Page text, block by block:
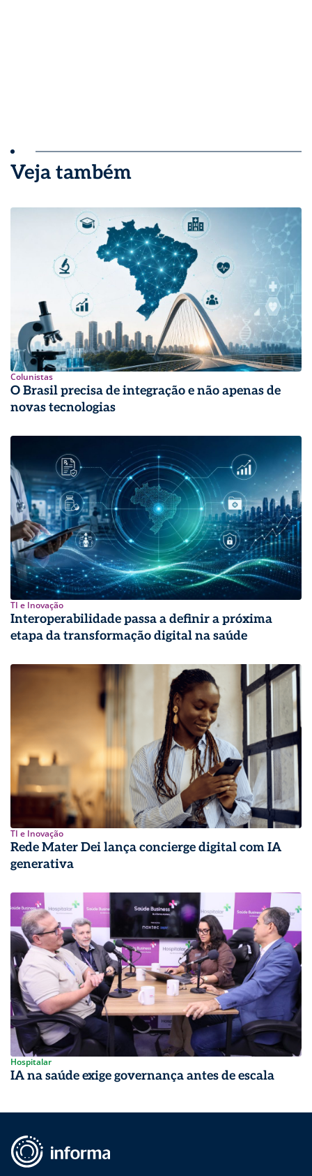
Veja também
Colunistas
O Brasil precisa de integração e não apenas de
novas tecnologias
TI e Inovação
Interoperabilidade passa a definir a próxima
etapa da transformação digital na saúde
TI e Inovação
Rede Mater Dei lança concierge digital com IA
generativa
Hospitalar
IA na saúde exige governança antes de escala